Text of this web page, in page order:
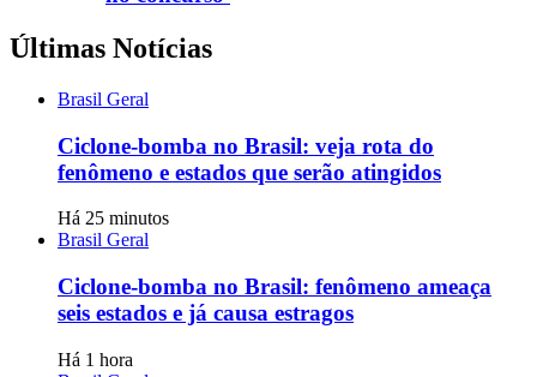
Últimas Notícias
Brasil Geral
Ciclone-bomba no Brasil: veja rota do
fenômeno e estados que serão atingidos
Há 25 minutos
Brasil Geral
Ciclone-bomba no Brasil: fenômeno ameaça
seis estados e já causa estragos
Há 1 hora